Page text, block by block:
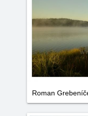
Roman